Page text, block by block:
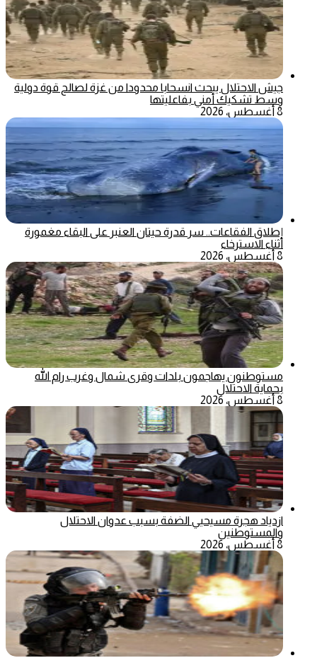
جيش الاحتلال يبحث انسحابا محدودا من غزة لصالح قوة دولية
وسط تشكيك أمني بفاعليتها
8 أغسطس، 2026
إطلاق الفقاعات.. سر قدرة حيتان العنبر على البقاء مغمورة
أثناء الاسترخاء
8 أغسطس، 2026
مستوطنون يهاجمون بلدات وقرى شمال وغرب رام الله
بحماية الاحتلال
8 أغسطس، 2026
ازدياد هجرة مسيحيي الضفة بسبب عدوان الاحتلال
والمستوطنين
8 أغسطس، 2026